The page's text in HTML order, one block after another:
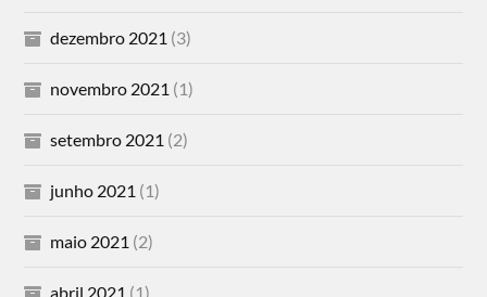
dezembro 2021 (3)
novembro 2021 (1)
setembro 2021 (2)
junho 2021 (1)
maio 2021 (2)
abril 2021 (1)